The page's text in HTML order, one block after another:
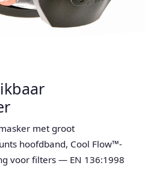
met groot
hoofdband, Cool Flow™-
voor filters — EN 136:1998